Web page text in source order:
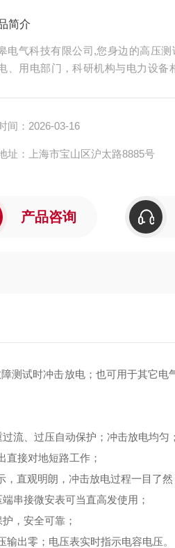
简介
皋电气科技有限公司,您身边的高压
、用电部门，科研机构与电力设
间：2026-03-16
址：上海市宝山区沪太路8885号
产品咨询
测试时冲击放电；也可用于其它
流、过压自动保护；冲击放电均匀
接对地短路工作；
直观明朗，冲击放电过程一目了然
串接微安表可当直高发使用；
，安全可靠；
出零；电压表实时指示电容电压。